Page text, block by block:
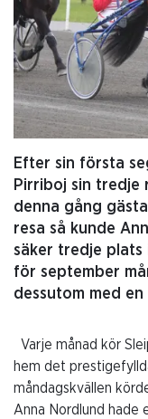
Efter sin första
Pirriboj sin tredje
denna gång
resa så kunde
säker tredje plats
för september
dessutom med
Varje månad kör
hem det
måndagskvällen
Anna Nordlund hade